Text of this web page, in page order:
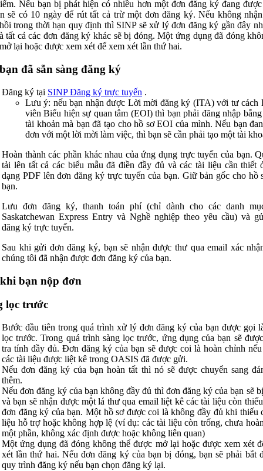
Nếu bạn bị phát hiện có nhiều hơn một đơn đăng ký đang
sẽ có 10 ngày để rút tất cả trừ một đơn đăng ký. Nếu không
trong thời hạn quy định thì SINP sẽ xử lý đơn đăng ký gần đây
tất cả các đơn đăng ký khác sẽ bị đóng. Một ứng dụng đã đóng
lại hoặc được xem xét để xem xét lần thứ hai.
đã sẵn sàng đăng ký
Đăng ký tại SINP Đăng ký trực tuyến .
Lưu ý: nếu bạn nhận được Lời mời đăng ký (ITA) với tư cách
viên Biểu hiện sự quan tâm (EOI) thì bạn phải đăng nhập
tài khoản mà bạn đã tạo cho hồ sơ EOI của mình. Nếu bạn
đơn với một lời mời làm việc, thì bạn sẽ cần phải tạo một tài
Hoàn thành các phần khác nhau của ứng dụng trực tuyến của bạn.
tải lên tất cả các biểu mẫu đã điền đầy đủ và các tài liệu cần thiết
dạng PDF lên đơn đăng ký trực tuyến của bạn. Giữ bản gốc cho hồ
bạn.
Lưu đơn đăng ký, thanh toán phí (chỉ dành cho các danh
Saskatchewan Express Entry và Nghề nghiệp theo yêu cầu) và
đăng ký trực tuyến.
Sau khi gửi đơn đăng ký, bạn sẽ nhận được thư qua email xác
chúng tôi đã nhận được đơn đăng ký của bạn.
bạn nộp đơn
lọc trước
Bước đầu tiên trong quá trình xử lý đơn đăng ký của bạn được gọi
lọc trước. Trong quá trình sàng lọc trước, ứng dụng của bạn sẽ
tra tính đầy đủ. Đơn đăng ký của bạn sẽ được coi là hoàn chỉnh nếu
các tài liệu được liệt kê trong OASIS đã được gửi.
Nếu đơn đăng ký của bạn hoàn tất thì nó sẽ được chuyển sang
thêm.
Nếu đơn đăng ký của bạn không đầy đủ thì đơn đăng ký của bạn sẽ
và bạn sẽ nhận được một lá thư qua email liệt kê các tài liệu còn
đơn đăng ký của bạn. Một hồ sơ được coi là không đầy đủ khi thiếu
liệu hỗ trợ hoặc không hợp lệ (ví dụ: các tài liệu còn trống, chưa
một phần, không xác định được hoặc không liên quan)
Một ứng dụng đã đóng không thể được mở lại hoặc được xem xét
xét lần thứ hai. Nếu đơn đăng ký của bạn bị đóng, bạn sẽ phải bắt
quy trình đăng ký nếu bạn chọn đăng ký lại.